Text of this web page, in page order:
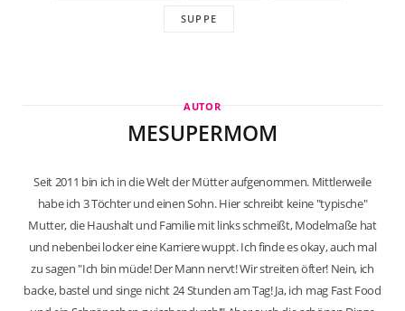
SUPPE
AUTOR
MESUPERMOM
Seit 2011 bin ich in die Welt der Mütter aufgenommen. Mittlerweile
habe ich 3 Töchter und einen Sohn. Hier schreibt keine "typische"
Mutter, die Haushalt und Familie mit links schmeißt, Modelmaße hat
und nebenbei locker eine Karriere wuppt. Ich finde es okay, auch mal
zu sagen "Ich bin müde! Der Mann nervt! Wir streiten öfter! Nein, ich
backe, bastel und singe nicht 24 Stunden am Tag! Ja, ich mag Fast Food